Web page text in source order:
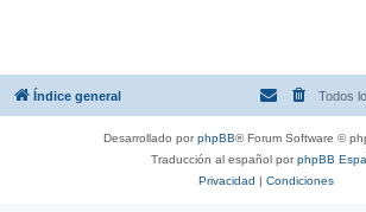
Índice general Todos
Desarrollado porphpBB® Forum Software ©
Traducción al español porphpBB
Privacidad | Condiciones